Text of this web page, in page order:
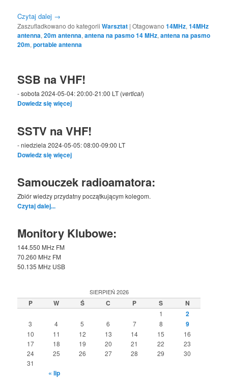
Czytaj dalej →
Zaszufladkowano do kategorii Warsztat |Otagowano 14MHz,14MHz
antenna,20m antenna,antena na pasmo 14 MHz,antena na pasmo
20m,portable antenna
SSB na VHF!
- sobota 2024-05-04: 20:00-21:00 LT (vertical)
Dowiedz się więcej
SSTV na VHF!
- niedziela 2024-05-05: 08:00-09:00 LT
Dowiedz się więcej
Samouczek radioamatora:
Zbiór wiedzy przydatny początkującym kolegom.
Czytaj dalej...
Monitory Klubowe:
144.550 MHz FM
70.260 MHz FM
50.135 MHz USB
SIERPIEŃ 2026
P W Ś C P S N
1 2
3 4 5 6 7 8 9
10 11 12 13 14 15
16
17
18 19 20 21 22
23
24
25 26 27 28 29
30
31
« lip